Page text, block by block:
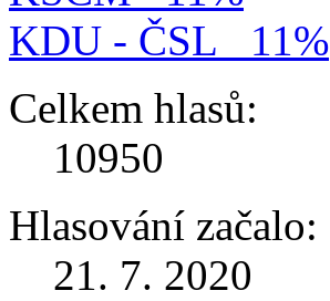
KDU - ČSL
11%
Celkem hlasů:
10950
Hlasování začalo:
21. 7. 2020